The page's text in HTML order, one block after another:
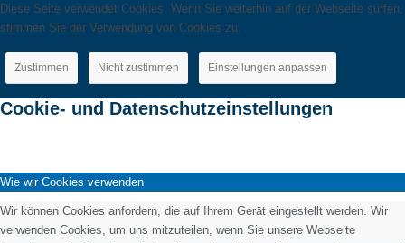
Diese Seite verwendet Cookies. Wenn Sie weiterhin auf der Webseite surfen,
stimmen Sie der Verwendung von Cookies zu.
Zustimmen Nicht zustimmen Einstellungen anpassen
Cookie- und Datenschutzeinstellungen
Wie wir Cookies verwenden
Wir können Cookies anfordern, die auf Ihrem Gerät eingestellt werden. Wir
verwenden Cookies, um uns mitzuteilen, wenn Sie unsere Webseite